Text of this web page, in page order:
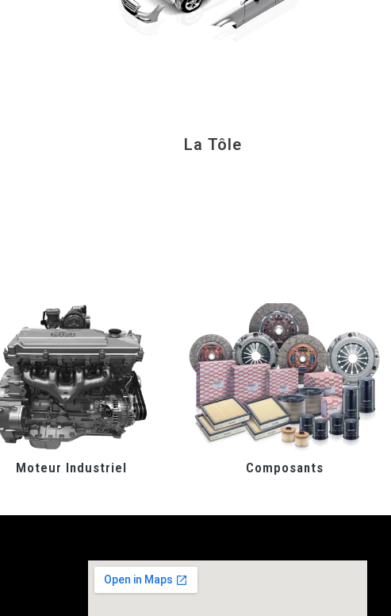
La Tôle
Moteur Industriel Composants